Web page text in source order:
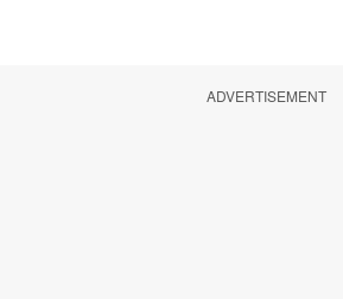
ADVERTISEMENT